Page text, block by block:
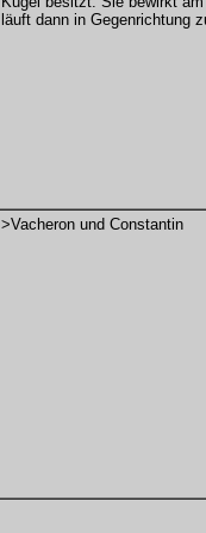
läuft dann in Gegenrichtung
>Vacheron und Constantin